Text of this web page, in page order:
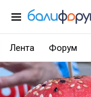
Лента Форум